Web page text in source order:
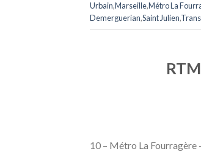
Urbain,Marseille,Métro La
Demerguerian,Saint Julien,
10 – Métro La Fourragère